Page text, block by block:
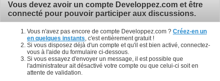
Vous devez avoir un compte Developpez.com et être
connecté pour pouvoir participer aux discussions.
Vous n'avez pas encore de compte Developpez.com ? Créez-en un
en quelques instants , c'est entièrement gratuit !
Si vous disposez déjà d'un compte et qu'il est bien activé, connectez-
vous à l'aide du formulaire ci-dessous.
Si vous essayez d'envoyer un message, il est possible que
l'administrateur ait désactivé votre compte ou que celui-ci soit en
attente de validation.